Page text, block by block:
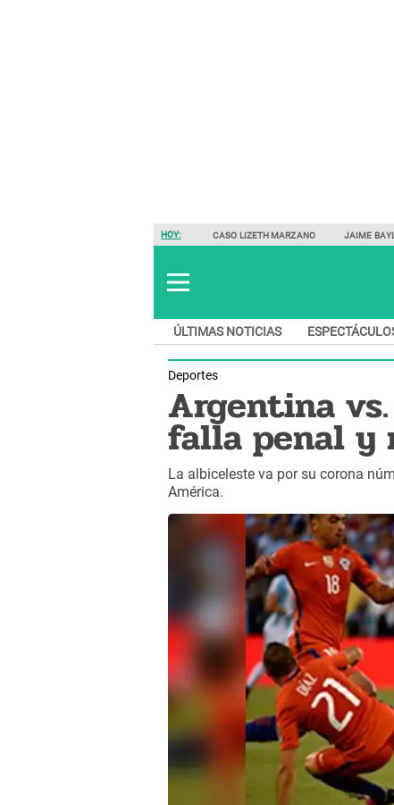
HOY: CASO LIZETH MARZANO JAIME
ÚLTIMAS NOTICIAS
Deportes
Argentina
falla penal y
La albiceleste va por su corona
América.